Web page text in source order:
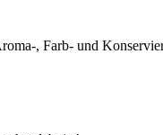
, Farb- und